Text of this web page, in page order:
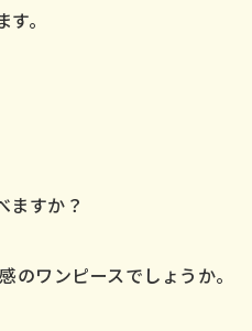
。
ますか？
のワンピースでしょうか。